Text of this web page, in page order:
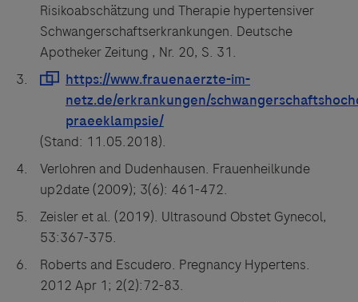
Risikoabschätzung und Therapie hypertensiver
Schwangerschaftserkrankungen. Deutsche
Apotheker Zeitung , Nr. 20, S. 31.
(Stand: 11.05.2018).
Verlohren and Dudenhausen. Frauenheilkunde
up2date (2009); 3(6): 461-472.
Zeisler et al. (2019). Ultrasound Obstet Gynecol,
53:367-375.
Roberts and Escudero. Pregnancy Hypertens.
2012 Apr 1; 2(2):72-83.